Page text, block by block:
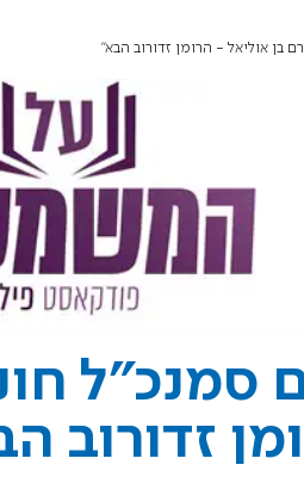
בן אוליאל - הרומן זדורוב הבא"
סמנכ"ל
זדורוב